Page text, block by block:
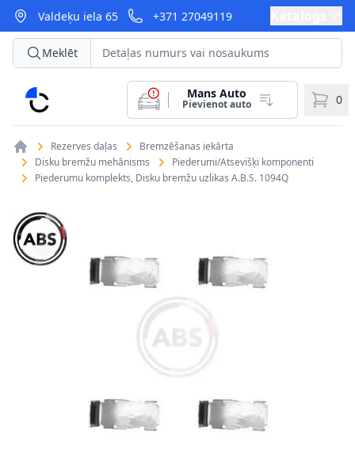
Valdeķu iela 65 +371 27049119
CarParts
Meklēt
Mans Auto
Pievienot auto 0
Rezerves daļas
Bremzēšanas iekārta
Disku bremžu mehānisms
Piederumi/Atsevišķi komponenti
Piederumu komplekts, Disku bremžu uzlikas A.B.S. 1094Q